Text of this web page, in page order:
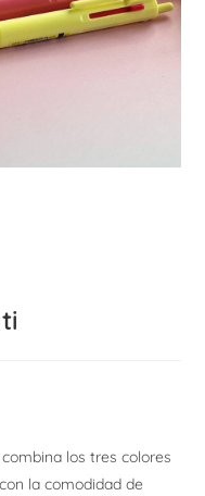
los tres colores
la comodidad de